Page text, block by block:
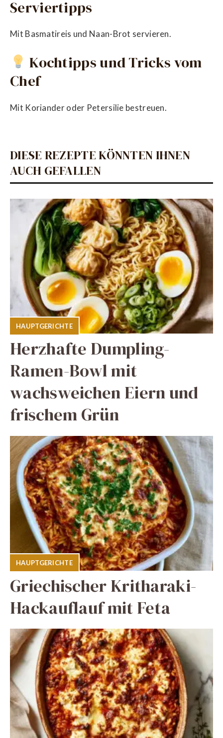
Serviertipps
Mit Basmatireis und Naan-Brot servieren.
Kochtipps und Tricks vom
Chef
Mit Koriander oder Petersilie bestreuen.
DIESE REZEPTE KÖNNTEN IHNEN
AUCH GEFALLEN
HAUPTGERICHTE
Herzhafte Dumpling-
Ramen-Bowl mit
wachsweichen Eiern und
frischem Grün
HAUPTGERICHTE
Griechischer Kritharaki-
Hackauflauf mit Feta